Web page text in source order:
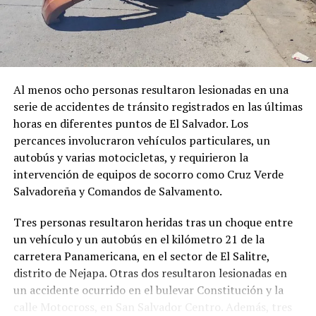
Comparte esto:
Facebook
Me gusta esto:
Al menos ocho personas resultaron lesionadas en una
serie de accidentes de tránsito registrados en las últimas
horas en diferentes puntos de El Salvador. Los
percances involucraron vehículos particulares, un
autobús y varias motocicletas, y requirieron la
intervención de equipos de socorro como Cruz Verde
Salvadoreña y Comandos de Salvamento.
Tres personas resultaron heridas tras un choque entre
un vehículo y un autobús en el kilómetro 21 de la
carretera Panamericana, en el sector de El Salitre,
distrito de Nejapa. Otras dos resultaron lesionadas en
un accidente ocurrido en el bulevar Constitución y la
calle Motocross, en San Salvador Centro. Además, tres